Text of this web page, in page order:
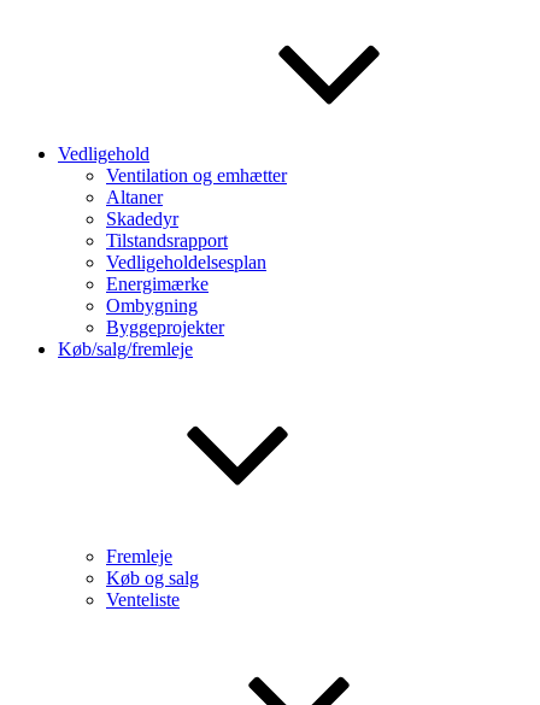
Vedligehold
Ventilation og emhætter
Altaner
Skadedyr
Tilstandsrapport
Vedligeholdelsesplan
Energimærke
Ombygning
Byggeprojekter
Køb/salg/fremleje
Fremleje
Køb og salg
Venteliste